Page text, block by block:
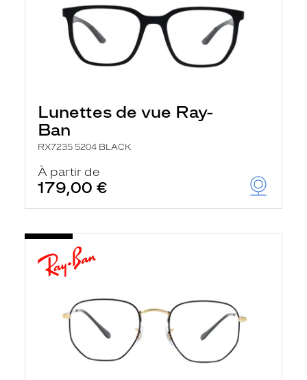
Lunettes de vue Ray-
Ban
RX7235 5204 BLACK
À partir de
179,00 €